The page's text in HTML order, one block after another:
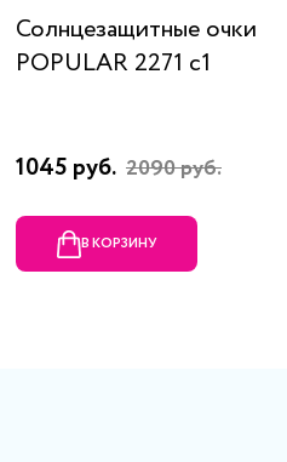
Солнцезащитные очки
POPULAR 2271 c1
1045 руб. 2090 руб.
В КОРЗИНУ